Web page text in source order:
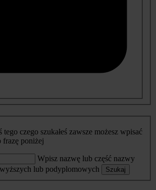
tego czego szukałeś zawsze możesz wpisać
frazę poniżej
Wpisz nazwę lub część nazwy
lub podyplomowych
Szukaj